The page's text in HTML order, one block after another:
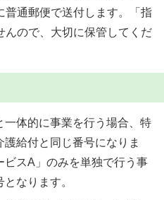
普通郵便で送付します。「指
んので、大切に保管してくだ
体的に事業を行う場合、特
給付と同じ番号になりま
スA」のみを単独で行う事
なります。